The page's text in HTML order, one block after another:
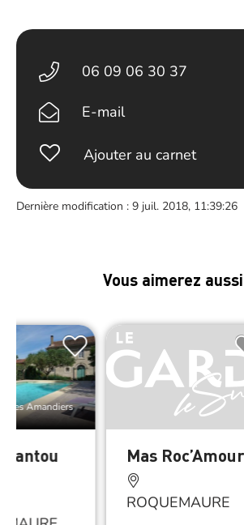
06 09 06 30 37
E-mail
Ajouter au carnet
Dernière modification : 9 juil. 2018, 11:39:26
Vous aimerez
Les Amandiers
Mas Roc’Amour
ROQUEMAURE